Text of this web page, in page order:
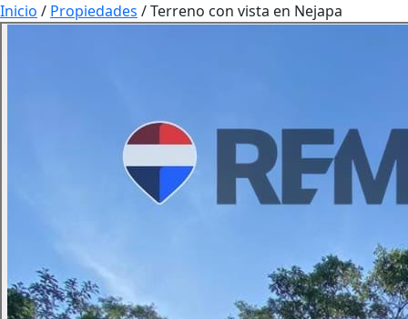
Inicio / Propiedades /Terreno con vista en Nejapa